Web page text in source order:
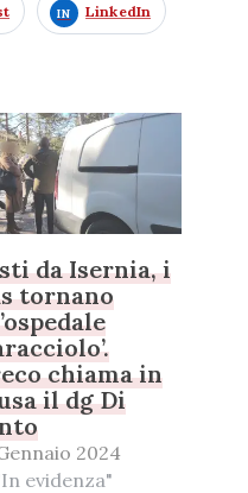
LinkedIn
da Isernia, i
tornano
chiama in
il dg Di
2024
evidenza"